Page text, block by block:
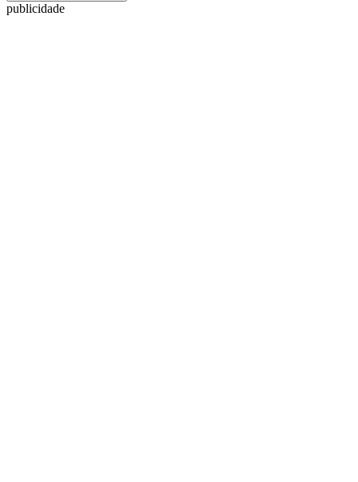
publicidade